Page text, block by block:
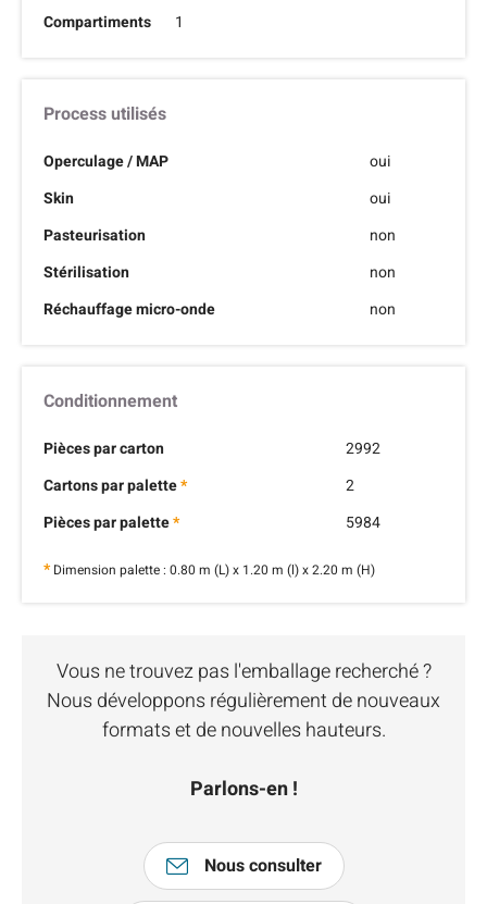
Compartiments 1
Process utilisés
Operculage / MAP
oui
Skin
oui
Pasteurisation
non
Stérilisation
non
Réchauffage micro-onde
non
Conditionnement
Pièces par carton
2992
Cartons par palette*
2
Pièces par palette* 5984
*Dimension palette : 0.80 m (L) x 1.20 m (l) x 2.20 m (H)
Vous ne trouvez pas l'emballage recherché ?
Nous développons régulièrement de nouveaux
formats et de nouvelles hauteurs.
Parlons-en !
Nous consulter